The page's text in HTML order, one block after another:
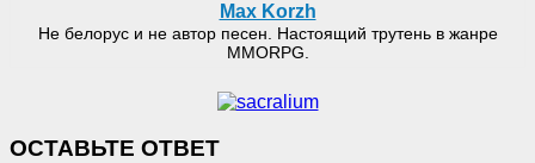
Max Korzh
Не белорус и не автор песен. Настоящий трутень в жанре
MMORPG.
ОСТАВЬТЕ ОТВЕТ